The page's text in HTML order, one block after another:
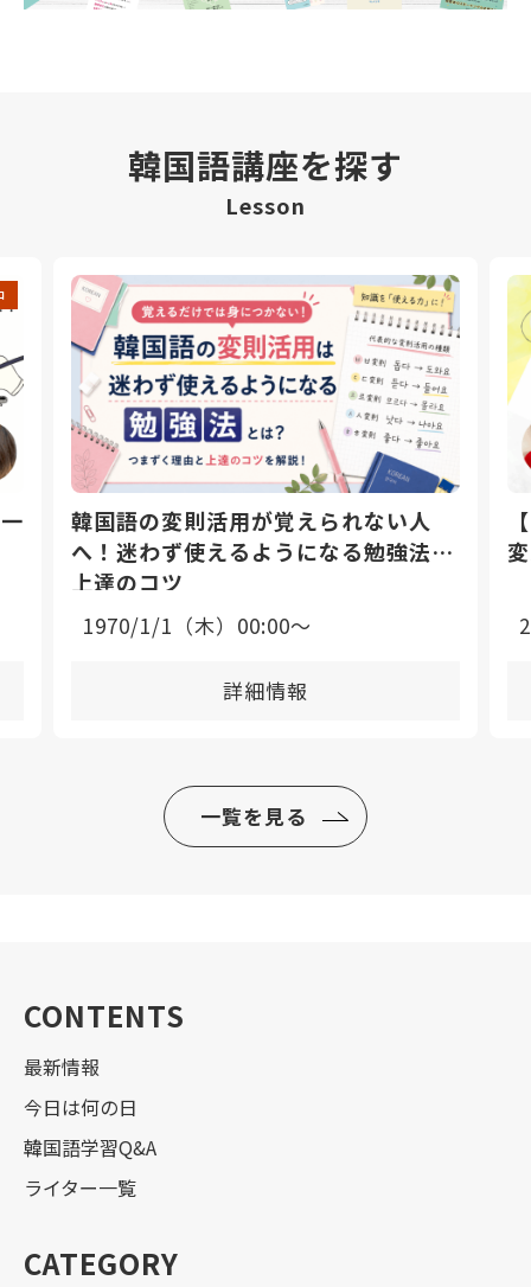
韓国語講座を探す
Lesson
韓国語の変則活用が覚えられない人
へ！迷わず使えるようになる勉強法と
上達のコツ
1970/1/1（木）00:00〜
詳細情報
一覧を見る
CONTENTS
最新情報
今日は何の日
韓国語学習Q&A
ライター一覧
CATEGORY